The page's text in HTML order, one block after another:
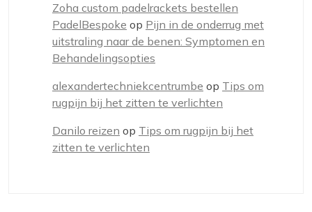
Zoha custom padelrackets bestellen
PadelBespoke op Pijn in de onderrug met
uitstraling naar de benen: Symptomen en
Behandelingsopties
alexandertechniekcentrumbe op Tips om
rugpijn bij het zitten te verlichten
Danilo reizen op Tips om rugpijn bij het
zitten te verlichten